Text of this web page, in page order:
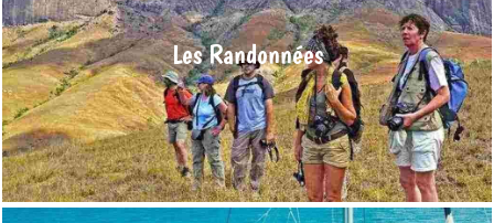
Les Randonnées
terre d’aventure et un terrain de jeu incroyable pour les
amateurs de sports et de découvertes. De nombreux
itinéraires pour un trekking s’offrent à vous sur notre
fabuleuse île.
En savoir plus >